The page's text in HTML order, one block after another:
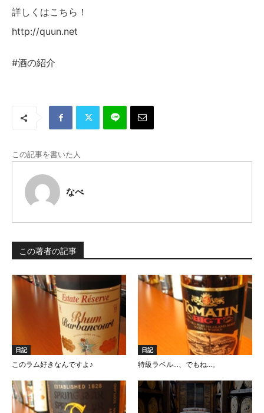
詳しくはこちら！
http://quun.net
#酒の紹介
この記事を書いた人
なべ
この著者の記事
日記
このラム好きなんですよ♪
日記
特級ラベル…、でもね…。